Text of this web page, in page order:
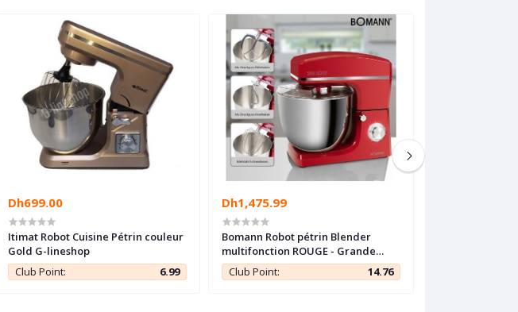
Dh699.00
Itimat Robot Cuisine Pétrin couleur
Gold G-lineshop
Club Point:
6.99
Dh1,475.99
Bomann Robot pétrin Blender
multifonction ROUGE - Grande
capacité 10L - 1500W -
Club Point: 14.76